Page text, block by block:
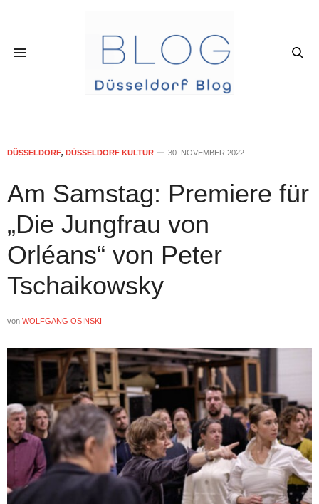
DÜSSELDORF, DÜSSELDORF KULTUR 30. NOVEMBER 2022
Am Samstag: Premiere für
„Die Jungfrau von
Orléans“ von Peter
Tschaikowsky
von WOLFGANG OSINSKI